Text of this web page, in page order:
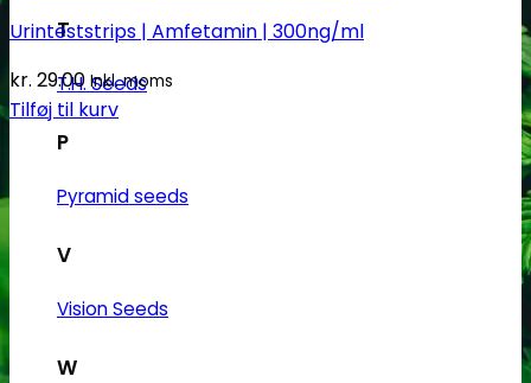
T
T.H. Seeds
P
Pyramid seeds
V
Vision Seeds
W
Urinteststrips | Amfetamin | 300ng/ml
kr. 29.00 Inkl. moms
Tilføj til kurv